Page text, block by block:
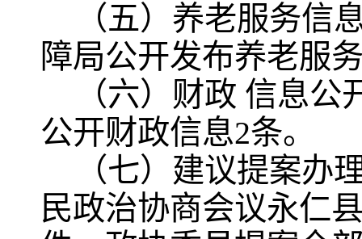
（五）养老服务信
障局公开发布养老服
（六） 财政 信息公
公开财政信息2条。
（七） 建议提案办
民政治协商会议永仁